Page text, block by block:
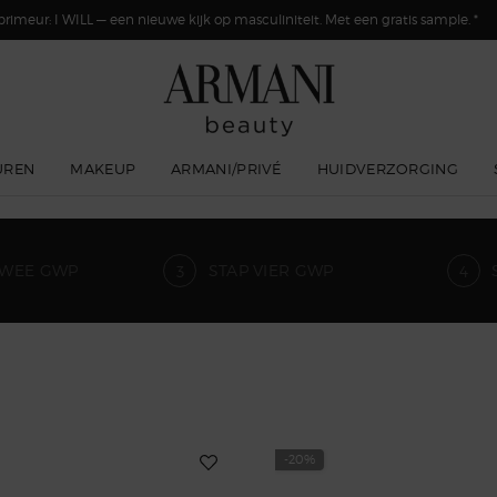
I WILL — een nieuwe kijk op masculiniteit. Met een gratis sample. *
MAKEUP ARMANI/PRIVÉ HUIDVERZORGING
-20%